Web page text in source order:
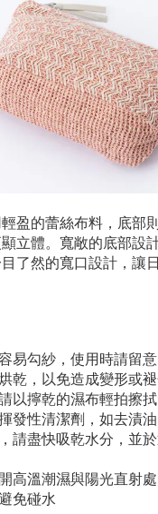
盈的蕾絲布料，底部
立體。寬敞的底部設
了然的寬口設計，讓
易勾紗，使用時請留意
乾，以免造成變形或
以擰乾的濕布輕拍擦拭
發性清潔劑，如去漬
請盡快吸乾水分，並
高溫潮濕與陽光直射處
免碰水